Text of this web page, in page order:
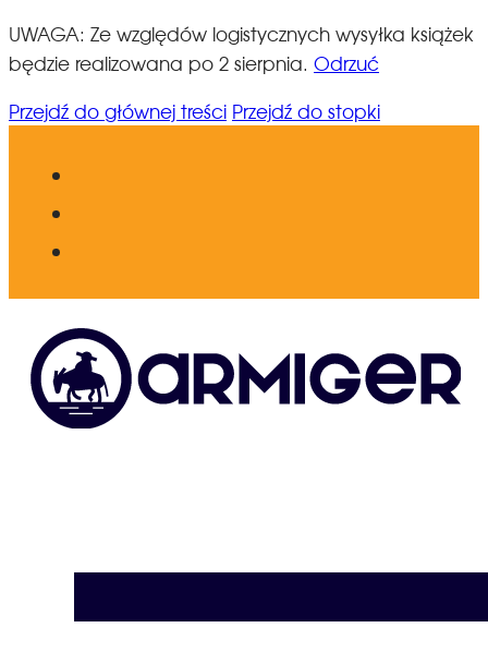
UWAGA: Ze względów logistycznych wysyłka książek
będzie realizowana po 2 sierpnia. Odrzuć
Przejdź do głównej treści Przejdź do stopki